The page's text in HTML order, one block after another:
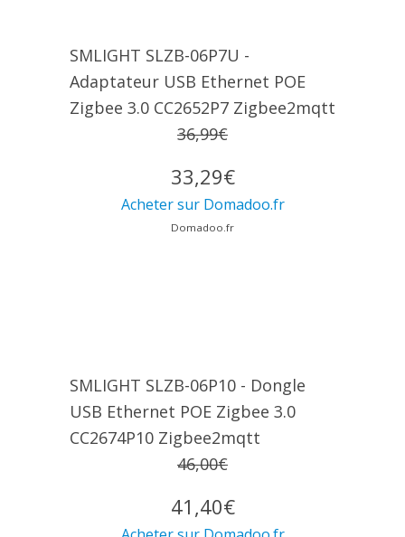
SMLIGHT SLZB-06P7U -
Adaptateur USB Ethernet POE
Zigbee 3.0 CC2652P7 Zigbee2mqtt
36,99€
33,29€
Acheter sur Domadoo.fr
Domadoo.fr
SMLIGHT SLZB-06P10 - Dongle
USB Ethernet POE Zigbee 3.0
CC2674P10 Zigbee2mqtt
46,00€
41,40€